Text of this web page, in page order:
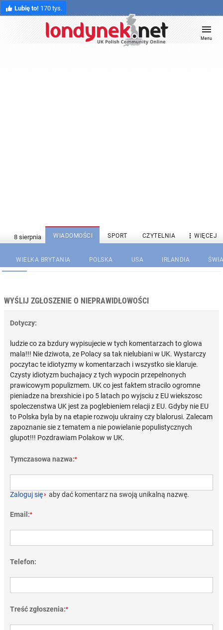
Lubię to! 170 tys.
Menu
WIADOMOŚCI SPORT CZYTELNIA  WIĘCEJ
WIELKA BRYTANIA POLSKA USA IRLANDIA
WYŚLIJ ZGŁOSZENIE O NIEPRAWIDŁOWOŚCI
Dotyczy:
ludzie co za bzdury wypisujecie w tych komentarzach to glowa
mala!!! Nie dziwota, ze Polacy sa tak nielubiani w UK. Wystarczy
poczytac te idiotyzmy w komentarzach i wszystko sie klaruje.
Czysty idiotyzm buchajacy z tych wypocin przepelnonych
prawicowym populizmem. UK co jest faktem stracilo ogromne
pieniadze na brexshicie i po 5 latach po wyjsciu z EU wiekszosc
spoleczenstwa UK jest za poglebieniem relacji z EU. Gdyby nie EU
to Polska byla by na etapie rozwoju ukrainy czy blalorusi. Zalecam
zapoznanie sie z tematem a nie powielanie populistycznych
glupot!!! Pozdrawiam Polakow w UK.
Tymczasowa nazwa:*
Zaloguj się› aby dać komentarz na swoją unikalną nazwę.
Email:*
Telefon:
Treść zgłoszenia:*